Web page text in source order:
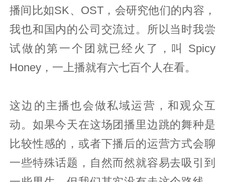
播间比如SK、OST，会研究他们的内容，
我也和国内的公司交流过。所以当时我尝
试做的第一个团就已经火了，叫 Spicy
Honey，一上播就有六七百个人在看。
这边的主播也会做私域运营，和观众互
动。如果今天在这场团播里边跳的舞种是
比较性感的，或者下播后的运营方式会聊
一些特殊话题，自然而然就容易去吸引到